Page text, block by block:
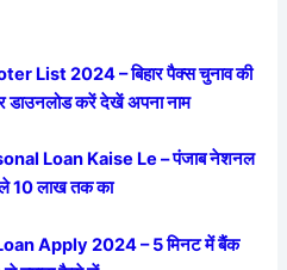
List 2024 – बिहार पैक्स चुनाव की
डाउनलोड करें देखें अपना नाम
Loan Kaise Le – पंजाब नेशनल
10 लाख तक का
Apply 2024 – 5 मिनट में बैंक